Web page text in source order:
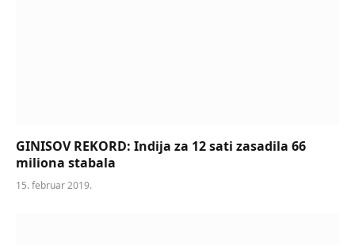
GINISOV REKORD: Indija za 12 sati zasadila 66
miliona stabala
15. februar 2019.